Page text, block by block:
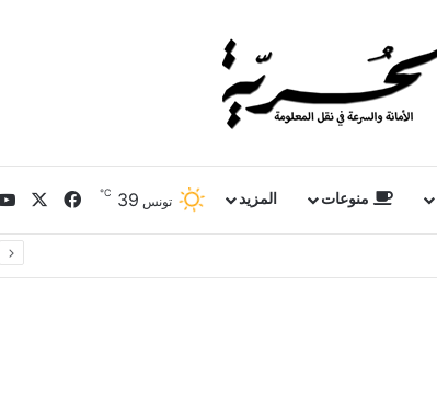
منوعات المزيد تونس 39
℃ فيسبوك